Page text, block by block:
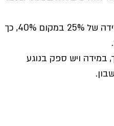
גם מענקי מאי-יוני 2020 מחושבים עכשיו מחדש לפי ירידה של 25% במקום 40%, כך
ויש ספק בנוגע